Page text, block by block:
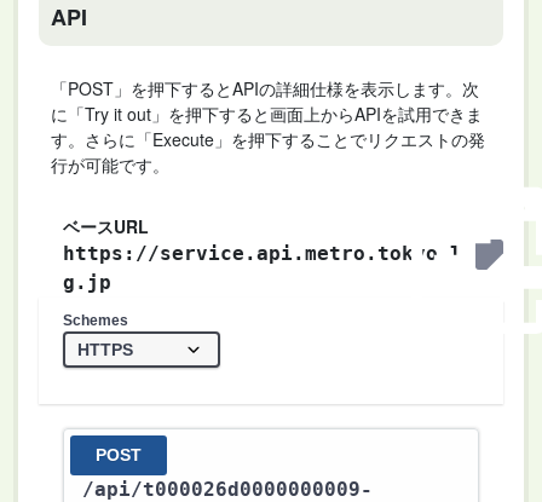
API
「POST」を押下するとAPIの詳細仕様を表示します。次
に「Try it out」を押下すると画面上からAPIを試用できま
す。さらに「Execute」を押下することでリクエストの発
行が可能です。
ベースURL
https://service.api.metro.tokyo.l
g.jp
Schemes
POST
/api/t000026d0000000009-